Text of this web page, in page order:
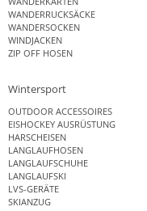
WANDERRUCKSÄCKE
WANDERSOCKEN
WINDJACKEN
ZIP OFF HOSEN
Wintersport
OUTDOOR ACCESSOIRES
EISHOCKEY AUSRÜSTUNG
HARSCHEISEN
LANGLAUFHOSEN
LANGLAUFSCHUHE
LANGLAUFSKI
LVS-GERÄTE
SKIANZUG